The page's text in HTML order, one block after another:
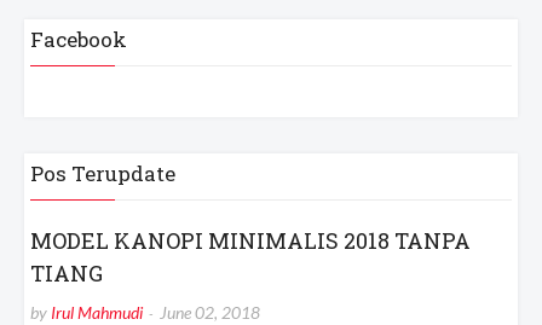
Facebook
Pos Terupdate
MODEL KANOPI MINIMALIS 2018 TANPA
TIANG
by Irul Mahmudi June 02, 2018